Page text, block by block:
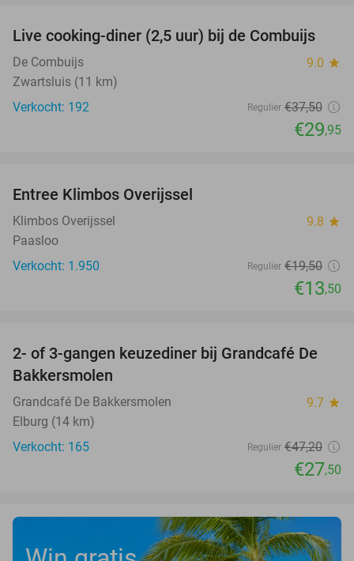
20%
Live cooking-diner (2,5 uur) bij de Combuijs
De Combuijs 9.0 star
Zwartsluis (11 km)
Verkocht: 192
Regulier €37,50
€29,95
Entree Klimbos Overijssel
Klimbos Overijssel 9.8 star
Paasloo
Verkocht: 1.950
Regulier €19,50
€13,50
42%
2- of 3-gangen keuzediner bij Grandcafé De
Bakkersmolen
Grandcafé De Bakkersmolen 9.7 star
Elburg (14 km)
Verkocht: 165
Regulier €47,20
€27,50